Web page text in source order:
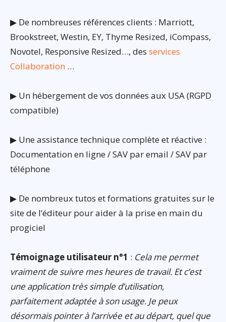
▶ De nombreuses références clients : Marriott,
Brookstreet, Westin, EY, Thyme Resized, iCompass,
Novotel, Responsive Resized…, des services
Collaboration …
▶ Un hébergement de vos données aux USA (RGPD
compatible)
▶ Une assistance technique complète et réactive :
Documentation en ligne / SAV par email / SAV par
téléphone
▶ De nombreux tutos et formations gratuites sur le
site de l’éditeur pour aider à la prise en main du
progiciel
Témoignage utilisateur n°1 : Cela me permet
vraiment de suivre mes heures de travail. Et c’est
une application très simple d’utilisation,
parfaitement adaptée à son usage. Je peux
désormais pointer à l’arrivée et au départ, quel que